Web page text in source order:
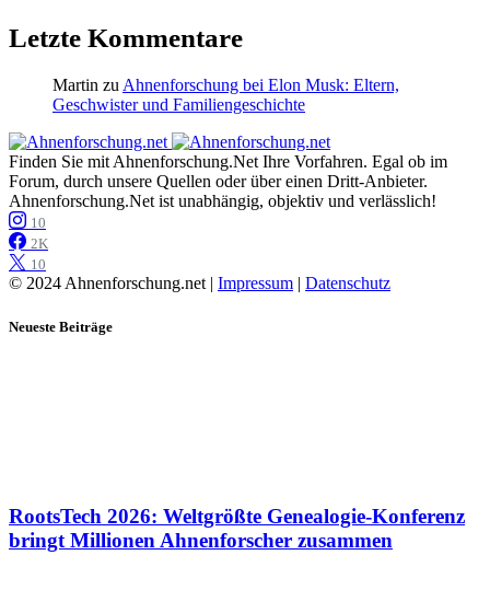
Letzte Kommentare
Martin zu Ahnenforschung bei Elon Musk: Eltern,
Geschwister und Familiengeschichte
Finden Sie mit Ahnenforschung.Net Ihre Vorfahren. Egal ob im
Forum, durch unsere Quellen oder über einen Dritt-Anbieter.
Ahnenforschung.Net ist unabhängig, objektiv und verlässlich!
10
2K
10
© 2024 Ahnenforschung.net | Impressum | Datenschutz
Neueste Beiträge
RootsTech 2026: Weltgrößte Genealogie-Konferenz
bringt Millionen Ahnenforscher zusammen